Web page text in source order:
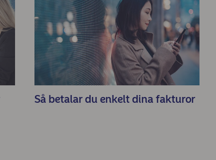
Så betalar du enkelt dina fakturor